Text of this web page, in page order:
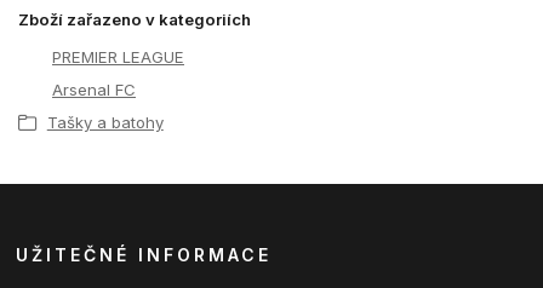
Zboží zařazeno v kategoriích
PREMIER LEAGUE
Arsenal FC
Tašky a batohy
UŽITEČNÉ INFORMACE